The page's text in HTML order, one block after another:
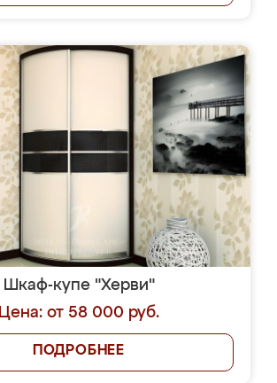
Шкаф-купе "Херви"
Цена: от 58 000 руб.
ПОДРОБНЕЕ